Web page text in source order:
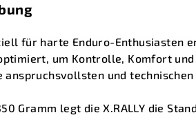
für harte Enduro-
um Kontrolle, Komfort
und technischen
Gramm legt die X.RALLY die